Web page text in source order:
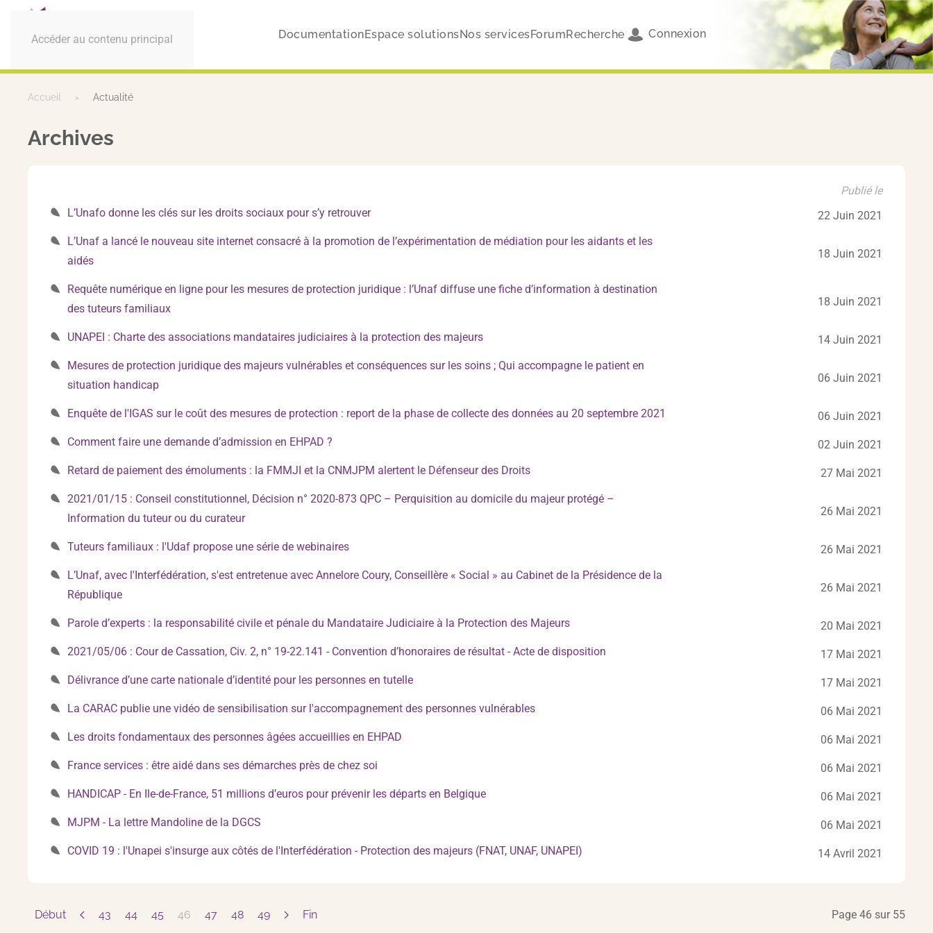
Accéder au contenu principal DocumentationEspace solutionsNos servicesForumRecherche Connexion
Accueil Actualité
Archives
Publié le
L’Unafo donne les clés sur les droits sociaux pour s’y retrouver
22 Juin 2021
L’Unaf a lancé le nouveau site internet consacré à la promotion de l’expérimentation de médiation pour les aidants et les
aidés
18 Juin 2021
Requête numérique en ligne pour les mesures de protection juridique : l’Unaf diffuse une fiche d’information à destination
des tuteurs familiaux
18 Juin 2021
UNAPEI : Charte des associations mandataires judiciaires à la protection des majeurs
14 Juin 2021
Mesures de protection juridique des majeurs vulnérables et conséquences sur les soins ; Qui accompagne le patient en
situation handicap
06 Juin 2021
Enquête de l'IGAS sur le coût des mesures de protection : report de la phase de collecte des données au 20 septembre 2021
06 Juin 2021
Comment faire une demande d’admission en EHPAD ?
02 Juin 2021
Retard de paiement des émoluments : la FMMJI et la CNMJPM alertent le Défenseur des Droits
27 Mai 2021
2021/01/15 : Conseil constitutionnel, Décision n° 2020-873 QPC – Perquisition au domicile du majeur protégé –
Information du tuteur ou du curateur
26 Mai 2021
Tuteurs familiaux : l'Udaf propose une série de webinaires
26 Mai 2021
L’Unaf, avec l'Interfédération, s'est entretenue avec Annelore Coury, Conseillère « Social » au Cabinet de la Présidence de la
République
26 Mai 2021
Parole d’experts : la responsabilité civile et pénale du Mandataire Judiciaire à la Protection des Majeurs
20 Mai 2021
2021/05/06 : Cour de Cassation, Civ. 2, n° 19-22.141 - Convention d’honoraires de résultat - Acte de disposition
17 Mai 2021
Délivrance d’une carte nationale d’identité pour les personnes en tutelle
17 Mai 2021
La CARAC publie une vidéo de sensibilisation sur l'accompagnement des personnes vulnérables
06 Mai 2021
Les droits fondamentaux des personnes âgées accueillies en EHPAD
06 Mai 2021
France services : être aidé dans ses démarches près de chez soi
06 Mai 2021
HANDICAP - En Ile-de-France, 51 millions d’euros pour prévenir les départs en Belgique
06 Mai 2021
MJPM - La lettre Mandoline de la DGCS
06 Mai 2021
COVID 19 : l'Unapei s'insurge aux côtés de l'Interfédération - Protection des majeurs (FNAT, UNAF, UNAPEI)
14 Avril 2021
Page 46 sur 55
Début 43 44 45 46 47 48 49 Fin